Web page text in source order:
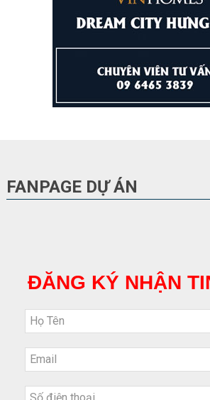
FANPAGE DỰ ÁN
ĐĂNG KÝ NHẬN